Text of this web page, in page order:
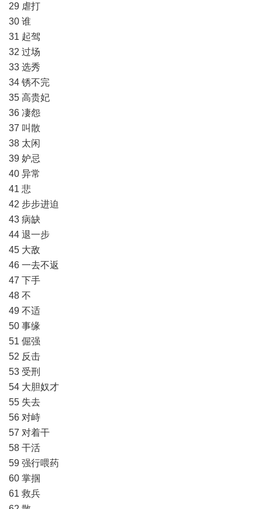
29 虐打
30 谁
31 起驾
32 过场
33 选秀
34 锈不完
35 高贵妃
36 凄怨
37 叫散
38 太闲
39 妒忌
40 异常
41 悲
42 步步进迫
43 病缺
44 退一步
45 大敌
46 一去不返
47 下手
48 不
49 不适
50 事缘
51 倔强
52 反击
53 受刑
54 大胆奴才
55 失去
56 对峙
57 对着干
58 干活
59 强行喂药
60 掌掴
61 救兵